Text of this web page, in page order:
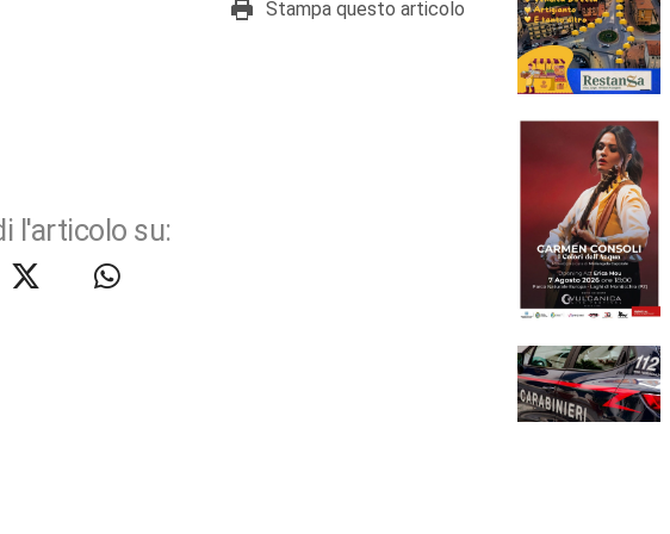
Stampa questo articolo
l'articolo su: